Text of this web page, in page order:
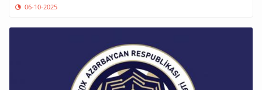
06-10-2025